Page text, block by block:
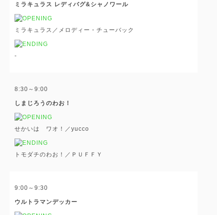
ミラキュラス レディバグ&シャノワール
ミラキュラス／メロディー・チューバック
-
8:30～9:00
しまじろうのわお！
せかいは ワオ！／yucco
トモダチのわお！／ＰＵＦＦＹ
9:00～9:30
ウルトラマンデッカー